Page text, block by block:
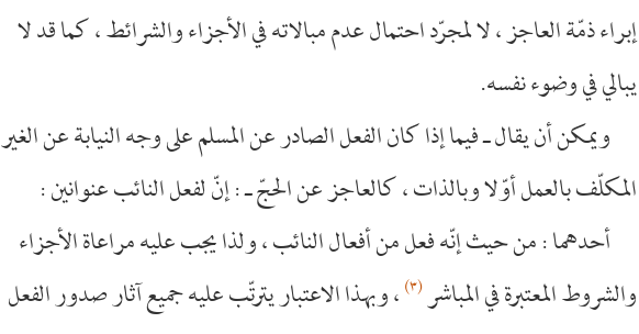
إبراء ذمّة العاجز ، لا لمجرّد احتمال عدم مبالاته في الأجزاء والشرائط ، كما قد لا
يبالي في وضوء نفسه.
ويمكن أن يقال ـ فيما إذا كان الفعل الصادر عن المسلم على وجه النيابة عن الغير
المكلّف بالعمل أوّلا وبالذات ، كالعاجز عن الحجّ ـ : إنّ لفعل النائب عنوانين :
أحدهما : من حيث إنّه فعل من أفعال النائب ، ولذا يجب عليه مراعاة الأجزاء
والشروط المعتبرة في المباشر(٣) ، وبهذا الاعتبار يترتّب عليه جميع آثار صدور الفعل